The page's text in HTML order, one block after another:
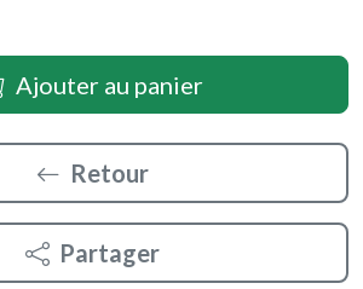
Ajouter au panier
Retour
Partager